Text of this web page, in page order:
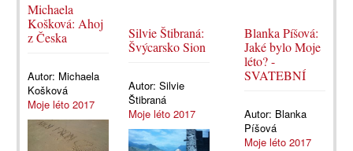
Michaela
Košková: Ahoj
z Česka
Autor: Michaela
Košková
Moje léto 2017
Silvie Štibraná:
Švýcarsko Sion
Autor:Silvie
Štibraná
Moje léto 2017
Blanka Píšová:
Jaké bylo Moje
léto? -
SVATEBNÍ
Autor: Blanka
Píšová
Moje léto 2017